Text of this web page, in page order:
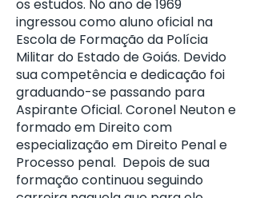
os estudos. No ano de 1969
ingressou como aluno oficial na
Escola de Formação da Polícia
Militar do Estado de Goiás. Devido
sua competência e dedicação foi
graduando-se passando para
Aspirante Oficial. Coronel Neuton e
formado em Direito com
especialização em Direito Penal e
Processo penal. Depois de sua
formação continuou seguindo